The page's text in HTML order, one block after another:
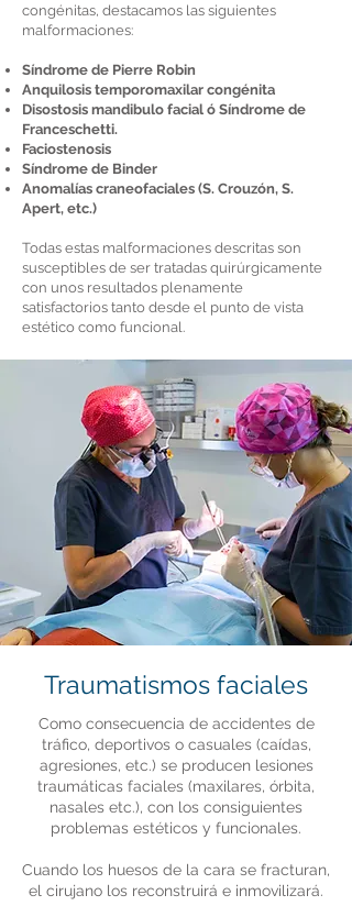
congénitas, destacamos las siguientes
malformaciones:
Síndrome de Pierre Robin
Anquilosis temporomaxilar congénita
Disostosis mandibulo facial ó Síndrome de
Franceschetti.
Faciostenosis
Síndrome de Binder
Anomalías craneofaciales (S. Crouzón, S.
Apert, etc.)
Todas estas malformaciones descritas son
susceptibles de ser tratadas quirúrgicamente
con unos resultados plenamente
satisfactorios tanto desde el punto de vista
estético como funcional.
Traumatismos faciales
Como consecuencia de accidentes de
tráfico, deportivos o casuales (caídas,
agresiones, etc.) se producen lesiones
traumáticas faciales (maxilares, órbita,
nasales etc.), con los consiguientes
problemas estéticos y funcionales.
Cuando los huesos de la cara se fracturan,
el cirujano los reconstruirá e inmovilizará.